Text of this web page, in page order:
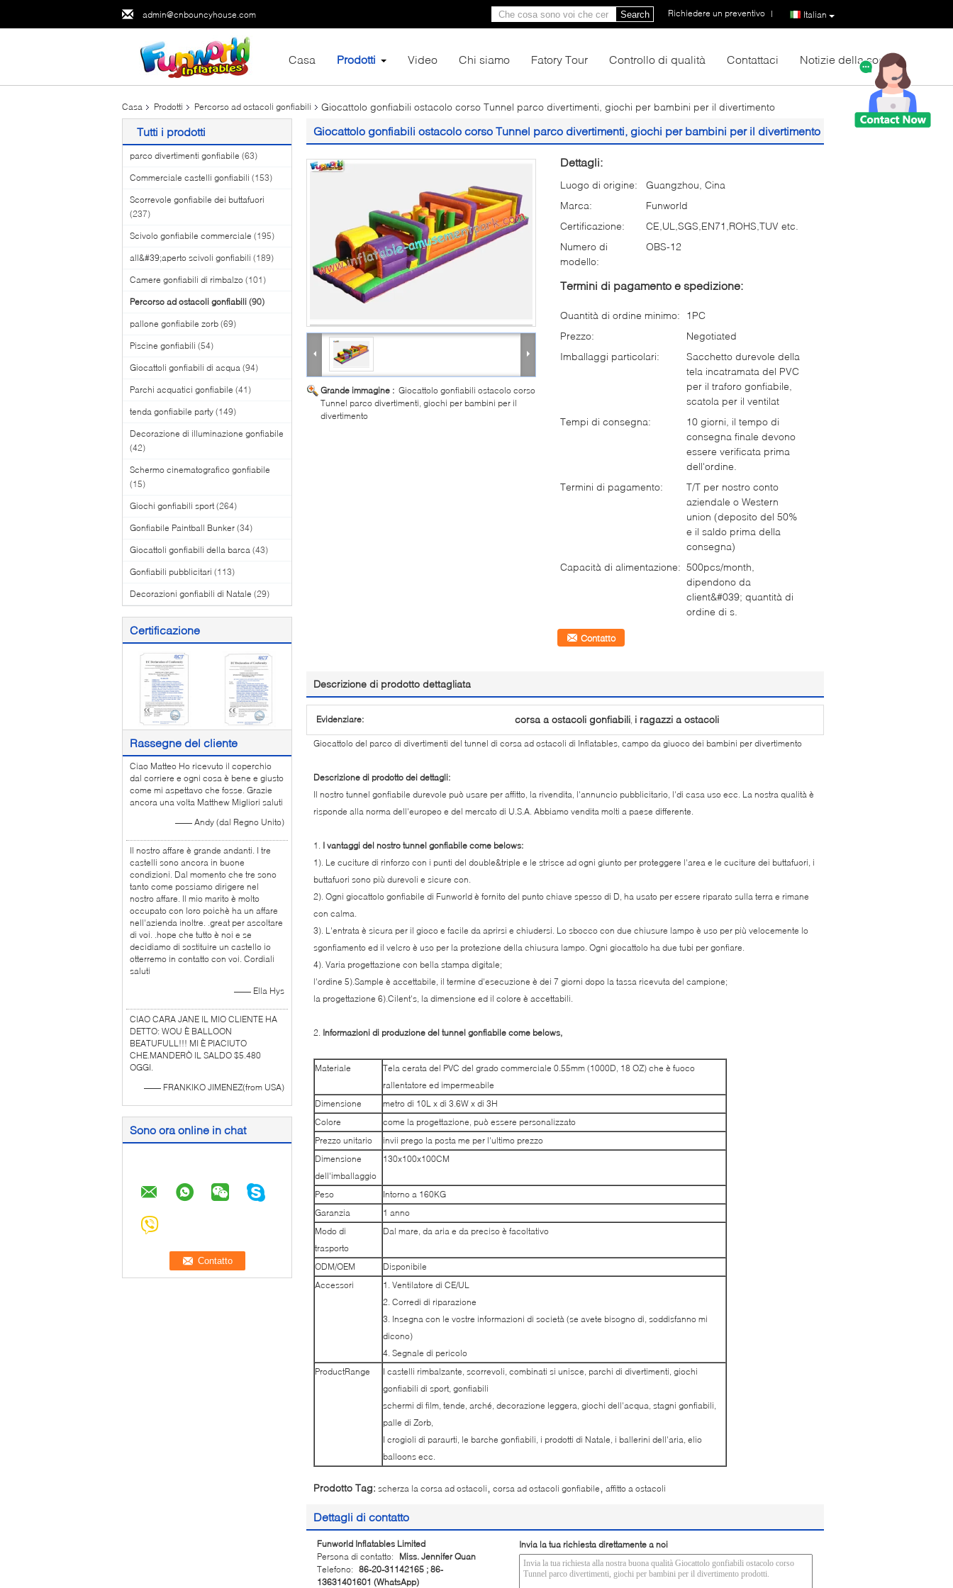
admin@cnbouncyhouse.com Italian
Richiedere un preventivo |
Search
Casa Prodotti Video Chi siamo Fatory Tour Controllo di qualità Contattaci Notizie della società
Casa Prodotti Percorso ad ostacoli gonfiabili Giocattolo gonfiabili ostacolo corso Tunnel parco divertimenti, giochi per bambini per il divertimento
Tutti i prodotti
parco divertimenti gonfiabile (63)
Commerciale castelli gonfiabili (153)
Scorrevole gonfiabile dei buttafuori
(237)
Scivolo gonfiabile commerciale (195)
all&#39;aperto scivoli gonfiabili (189)
Camere gonfiabili di rimbalzo (101)
Percorso ad ostacoli gonfiabili (90)
pallone gonfiabile zorb (69)
Piscine gonfiabili (54)
Giocattoli gonfiabili di acqua (94)
Parchi acquatici gonfiabile (41)
tenda gonfiabile party (149)
Decorazione di illuminazione gonfiabile
(42)
Schermo cinematografico gonfiabile
(15)
Giochi gonfiabili sport (264)
Gonfiabile Paintball Bunker (34)
Giocattoli gonfiabili della barca (43)
Gonfiabili pubblicitari (113)
Decorazioni gonfiabili di Natale (29)
Certificazione
Rassegne del cliente
Ciao Matteo Ho ricevuto il coperchio
dal corriere e ogni cosa è bene e giusto
come mi aspettavo che fosse. Grazie
ancora una volta Matthew Migliori saluti
—— Andy (dal Regno Unito)
Il nostro affare è grande andanti. I tre
castelli sono ancora in buone
condizioni. Dal momento che tre sono
tanto come possiamo dirigere nel
nostro affare. Il mio marito è molto
occupato con loro poichè ha un affare
nell'azienda inoltre. .great per ascoltare
di voi. .hope che tutto è noi e se
decidiamo di sostituire un castello io
otterremo in contatto con voi. Cordiali
saluti
—— Ella Hys
CIAO CARA JANE IL MIO CLIENTE HA
DETTO: WOU È BALLOON
BEATUFULL!!! MI È PIACIUTO
CHE.MANDERÒ IL SALDO $5.480
OGGI.
—— FRANKIKO JIMENEZ(from USA)
Sono ora online in chat
Giocattolo gonfiabili ostacolo corso Tunnel parco divertimenti, giochi per bambini per il divertimento
Grande immagine : Giocattolo gonfiabili ostacolo corso
Tunnel parco divertimenti, giochi per bambini per il
divertimento
Dettagli:
Luogo di origine:
Guangzhou, Cina
Marca:
Funworld
Certificazione:
CE,UL,SGS,EN71,ROHS,TUV etc.
Numero di
modello:
OBS-12
Termini di pagamento e spedizione:
Quantità di ordine minimo:
1PC
Prezzo:
Negotiated
Imballaggi particolari:
Sacchetto durevole della
tela incatramata del PVC
per il traforo gonfiabile,
scatola per il ventilat
Tempi di consegna:
10 giorni, il tempo di
consegna finale devono
essere verificata prima
dell'ordine.
Termini di pagamento:
T/T per nostro conto
aziendale o Western
union (deposito del 50%
e il saldo prima della
consegna)
Capacità di alimentazione: 500pcs/month,
dipendono da
client&#039; quantità di
ordine di s.
Contatto
Descrizione di prodotto dettagliata
Evidenziare: corsa a ostacoli gonfiabili, i ragazzi a ostacoli
Giocattolo del parco di divertimenti del tunnel di corsa ad ostacoli di Inflatables, campo da giuoco dei bambini per divertimento
Descrizione di prodotto dei dettagli:
Il nostro tunnel gonfiabile durevole può usare per affitto, la rivendita, l'annuncio pubblicitario, l'di casa uso ecc. La nostra qualità è
risponde alla norma dell'europeo e del mercato di U.S.A. Abbiamo vendita molti a paese differente.
1. I vantaggi del nostro tunnel gonfiabile come belows:
1). Le cuciture di rinforzo con i punti del double&triple e le strisce ad ogni giunto per proteggere l'area e le cuciture dei buttafuori, i
buttafuori sono più durevoli e sicure con.
2). Ogni giocattolo gonfiabile di Funworld è fornito del punto chiave spesso di D, ha usato per essere riparato sulla terra e rimane
con calma.
3). L'entrata è sicura per il gioco e facile da aprirsi e chiudersi. Lo sbocco con due chiusure lampo è uso per più velocemente lo
sgonfiamento ed il velcro è uso per la protezione della chiusura lampo. Ogni giocattolo ha due tubi per gonfiare.
4). Varia progettazione con bella stampa digitale;
l'ordine 5).Sample è accettabile, il termine d'esecuzione è dei 7 giorni dopo la tassa ricevuta del campione;
la progettazione 6).Cilent's, la dimensione ed il colore è accettabili.
2. Informazioni di produzione del tunnel gonfiabile come belows,
Materiale
Tela cerata del PVC del grado commerciale 0.55mm (1000D, 18 OZ) che è fuoco
rallentatore ed impermeabile
Dimensione
metro di 10L x di 3.6W x di 3H
Colore
come la progettazione, può essere personalizzato
Prezzo unitario
invii prego la posta me per l'ultimo prezzo
Dimensione
dell'imballaggio
130x100x100CM
Peso
Intorno a 160KG
Garanzia
1 anno
Modo di
trasporto
Dal mare, da aria e da preciso è facoltativo
ODM/OEM
Disponibile
Accessori
1. Ventilatore di CE/UL
2. Corredi di riparazione
3. Insegna con le vostre informazioni di società (se avete bisogno di, soddisfanno mi
dicono)
4. Segnale di pericolo
ProductRange
I castelli rimbalzante, scorrevoli, combinati si unisce, parchi di divertimenti, giochi
gonfiabili di sport, gonfiabili
schermi di film, tende, arché, decorazione leggera, giochi dell'acqua, stagni gonfiabili,
palle di Zorb,
I crogioli di paraurti, le barche gonfiabili, i prodotti di Natale, i ballerini dell'aria, elio
balloons ecc.
Prodotto Tag: scherza la corsa ad ostacoli corsa ad ostacoli gonfiabile affitto a ostacoli
Dettagli di contatto
Funworld Inflatables Limited
Persona di contatto:
Miss. Jennifer Quan
Telefono: 86-20-31142165 ; 86-
13631401601 (WhatsApp)
Invia la tua richiesta direttamente a noi